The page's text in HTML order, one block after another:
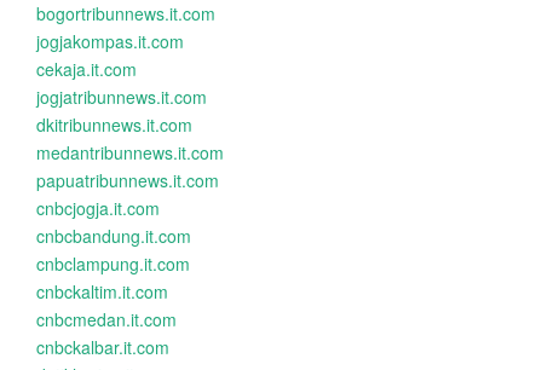
bogortribunnews.it.com
jogjakompas.it.com
cekaja.it.com
jogjatribunnews.it.com
dkitribunnews.it.com
medantribunnews.it.com
papuatribunnews.it.com
cnbcjogja.it.com
cnbcbandung.it.com
cnbclampung.it.com
cnbckaltim.it.com
cnbcmedan.it.com
cnbckalbar.it.com